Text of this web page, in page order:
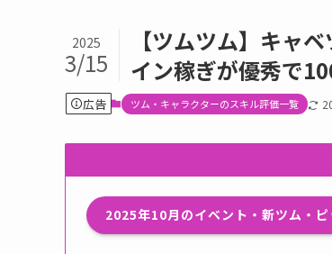
【ツムツム】キャ
イン稼ぎが優秀で
2025
3/15
広告 ツム・キャラクターのスキル評価一覧
2025年10月のイベント・新ツム・